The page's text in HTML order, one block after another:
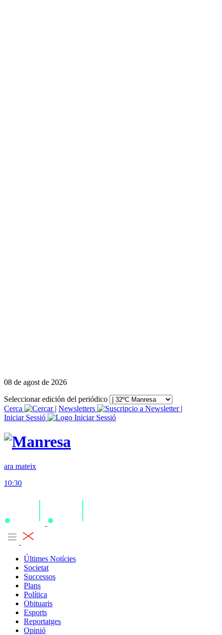
08 de agost de 2026
Seleccionar edición del periódico
Cerca
| Newsletters
|
Iniciar Sessió
ara mateix
10:30
Últimes Notícies
Societat
Successos
Plans
Política
Obituaris
Esports
Reportatges
Opinió